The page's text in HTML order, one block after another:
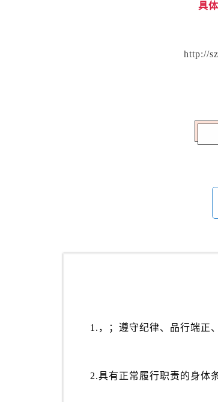
具
http://
1.，；遵守纪律、品行端正
2.具有正常履行职责的身体